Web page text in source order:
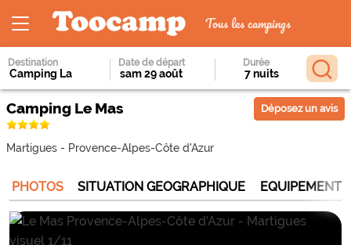
Tous les campings
Destination Date de départ Durée
Camping Le Mas
Martigues - Provence-Alpes-Côte d'Azur
Déposez un avis
PHOTOS SITUATION GEOGRAPHIQUE